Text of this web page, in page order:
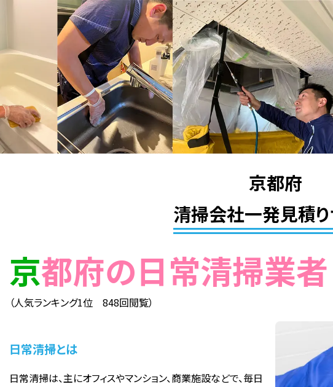
京都府
清掃会社一発見積り
京都府の日常清掃業者
（人気ランキング1位 848回閲覧）
日常清掃とは
日常清掃は、主にオフィスやマンション、商業施設などで、毎日